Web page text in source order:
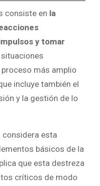
consiste en la
y tomar
situaciones
más amplio
incluye también el
y la gestión de lo
considera esta
básicos de la
que esta destreza
críticos de modo